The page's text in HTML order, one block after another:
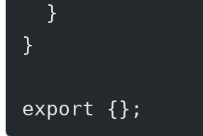
}
}
export {};